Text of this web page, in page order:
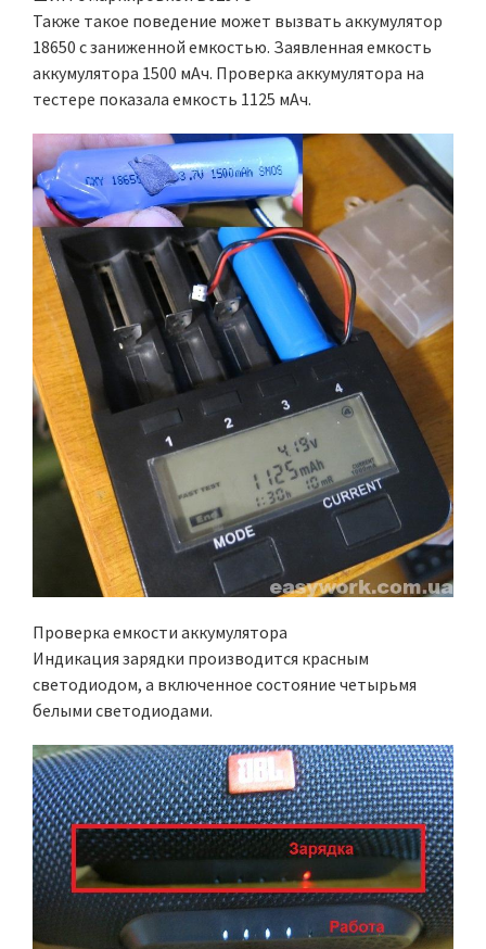
Также такое поведение может вызвать аккумулятор
18650 с заниженной емкостью. Заявленная емкость
аккумулятора 1500 мАч. Проверка аккумулятора на
тестере показала емкость 1125 мАч.
Проверка емкости аккумулятора
Индикация зарядки производится красным
светодиодом, а включенное состояние четырьмя
белыми светодиодами.